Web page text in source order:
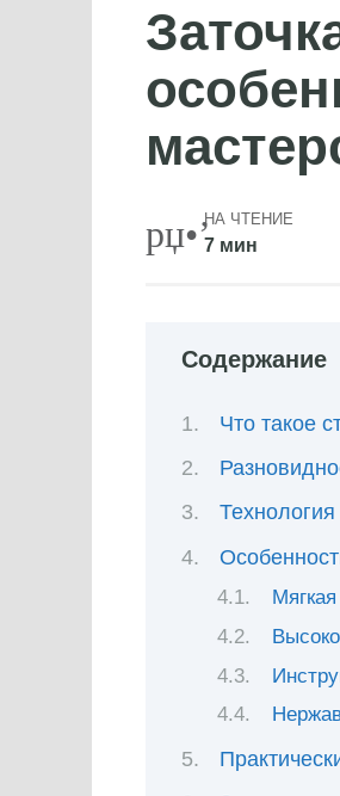
НА ЧТЕНИЕ
7 мин
Содержание
Что такое